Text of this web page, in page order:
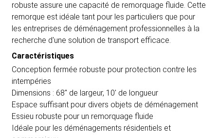
robuste assure une capacité de remorquage fluide. Cette
remorque est idéale tant pour les particuliers que pour
les entreprises de déménagement professionnelles à la
recherche d'une solution de transport efficace.
Caractéristiques
Conception fermée robuste pour protection contre les
intempéries
Dimensions : 68" de largeur, 10' de longueur
Espace suffisant pour divers objets de déménagement
Essieu robuste pour un remorquage fluide
Idéale pour les déménagements résidentiels et